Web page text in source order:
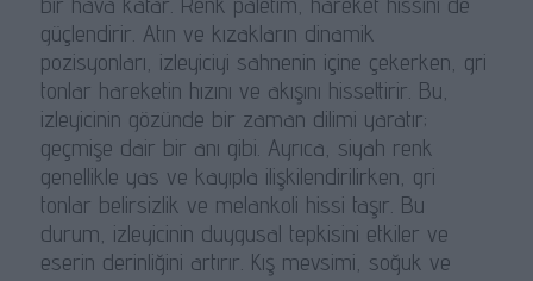
güçlendirir. Atın ve kızakların dinamik
pozisyonları, izleyiciyi sahnenin içine çekerken, gri
tonlar hareketin hızını ve akışını hissettirir. Bu,
izleyicinin gözünde bir zaman dilimi yaratır;
geçmişe dair bir anı gibi. Ayrıca, siyah renk
genellikle yas ve kayıpla ilişkilendirilirken, gri
tonlar belirsizlik ve melankoli hissi taşır. Bu
durum, izleyicinin duygusal tepkisini etkiler ve
eserin derinliğini artırır. Kış mevsimi, soğuk ve